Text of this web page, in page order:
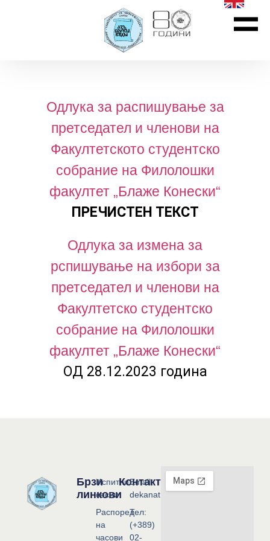
Одлука за распишување за
претседател и членови на
Факултетското студентско
собрание на Филолошки
факултет „Блаже Конески“
ПРЕЧИСТЕН ТЕКСТ
Одлука за измена за
рспишување на избори за
претседател и членови на
Факултетско студентско
собрание на Филолошки
факултет „Блаже Конески“
ОД 28.12.2023 година
Брзи
линкови
Испитни
сесии
Распоред
на
часови
Контакт
Email:
dekanat@flf.ukim.edu.mk
Тел:
(+389)
02-